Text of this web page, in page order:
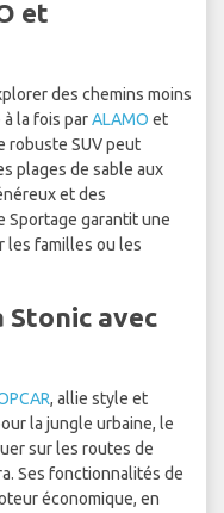
et
des chemins moins
la fois parALAMO et
robuste SUV peut
plages de sable aux
et des
Sportage garantit une
les familles ou les
Stonic avec
, allie style et
la jungle urbaine, le
sur les routes de
Ses fonctionnalités de
économique, en